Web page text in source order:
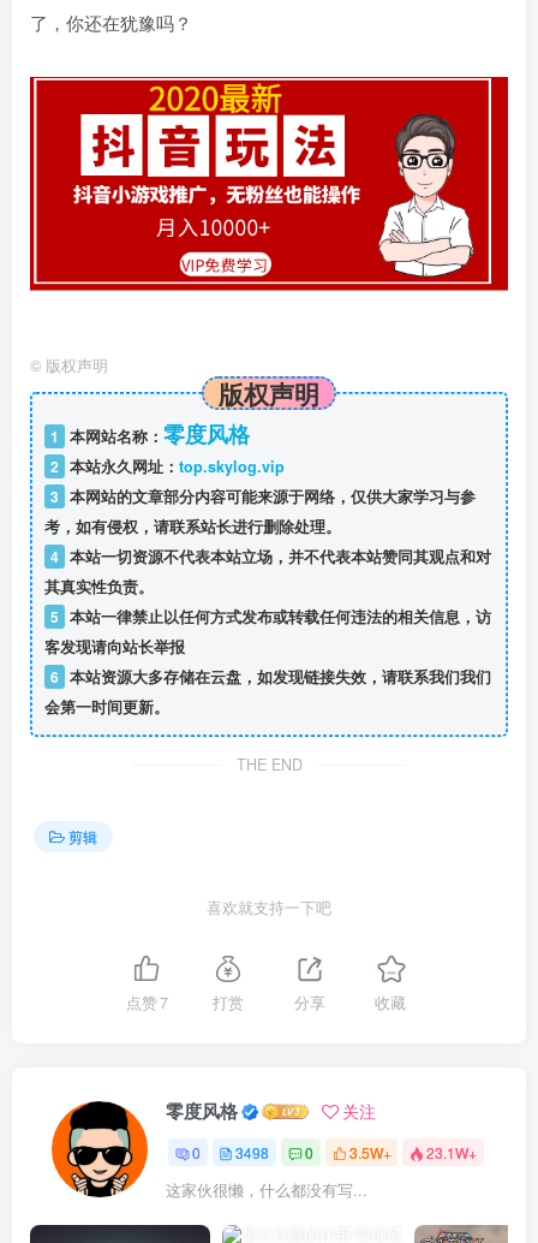
了，你还在犹豫吗？
© 版权声明
版权声明
1 本网站名称： 零度风格
2 本站永久网址： top.skylog.vip
3 本网站的文章部分内容可能来源于网络，仅供大家学习与参
考，如有侵权，请联系站长进行删除处理。
4 本站一切资源不代表本站立场，并不代表本站赞同其观点和对
其真实性负责。
5 本站一律禁止以任何方式发布或转载任何违法的相关信息，访
客发现请向站长举报
6 本站资源大多存储在云盘，如发现链接失效，请联系我们我们
会第一时间更新。
THE END
剪辑
喜欢就支持一下吧
点赞7 打赏 分享 收藏
零度风格 关注
0 3498 0 3.5W+ 23.1W+
这家伙很懒，什么都没有写...